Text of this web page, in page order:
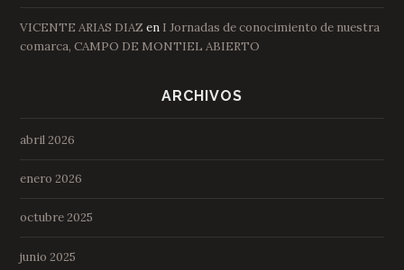
VICENTE ARIAS DIAZ en I Jornadas de conocimiento de nuestra
comarca, CAMPO DE MONTIEL ABIERTO
ARCHIVOS
abril 2026
enero 2026
octubre 2025
junio 2025